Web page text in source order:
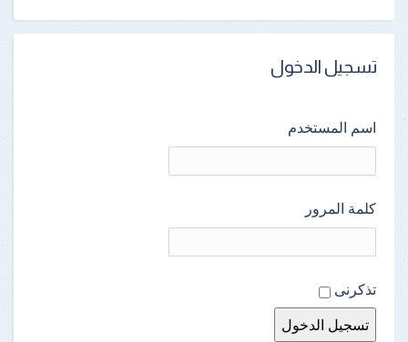
تسجيل الدخول
اسم المستخدم
كلمة المرور
تذكرنى